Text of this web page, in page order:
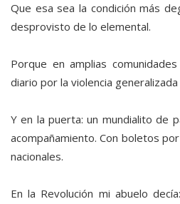
Que esa sea la condición más
desprovisto de lo elemental.
Porque en amplias
diario por la violencia
Y en la puerta: un mundialito de
acompañamiento. Con boletos
nacionales.
En la Revolución mi abuelo